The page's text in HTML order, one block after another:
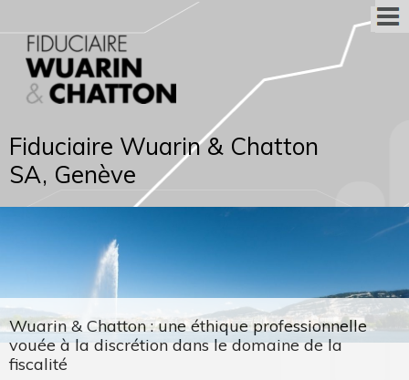
Fiduciaire Wuarin & Chatton
SA, Genève
Wuarin & Chatton : une éthique professionnelle
vouée à la discrétion dans le domaine de la
fiscalité